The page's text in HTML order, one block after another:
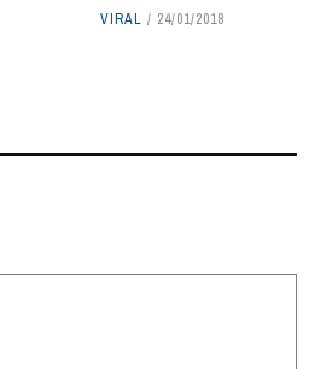
VIRAL 24/01/2018